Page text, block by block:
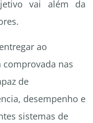
vai além da
ao
nas
de
desempenho e
sistemas de